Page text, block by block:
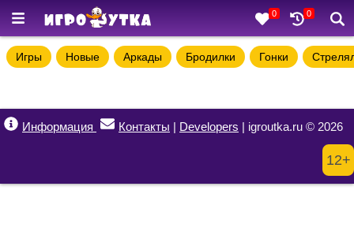
0 0
Игры Новые Аркады Бродилки Гонки
Информация Контакты | Developers | igroutka.ru © 2026
12+